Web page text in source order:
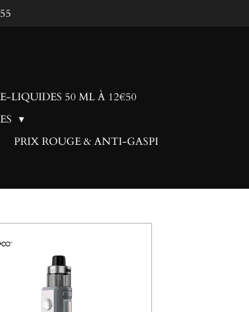
E-LIQUIDES 50 ML À 12€50
PRIX ROUGE & ANTI-GASPI